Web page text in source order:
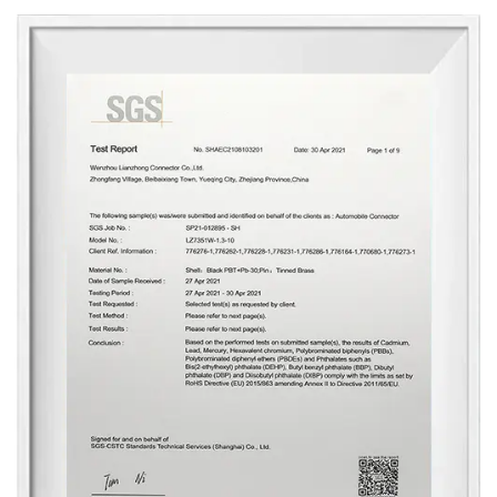
mm ofrecen una compatibilidad versátil con
automoción. Desde los módulos de control
del motor hasta las matrices de sensores y
más, estos conectores garantizan una
integración sin problemas a través de
diversos sistemas automotrices.
Durabilidad y fiabilidad:
Construidos para soportar los rigores de los
entornos automotrices, nuestros conectores
El diseño robusto y los materiales de alta